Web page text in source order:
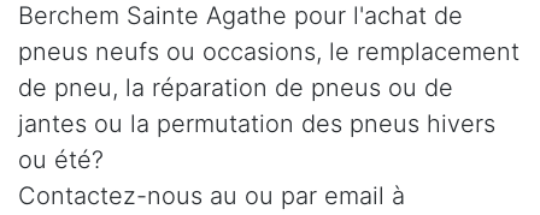
Berchem Sainte Agathe pour l'achat de
pneus neufs ou occasions, le remplacement
de pneu, la réparation de pneus ou de
jantes ou la permutation des pneus hivers
ou été?
Contactez-nous au ou par email à